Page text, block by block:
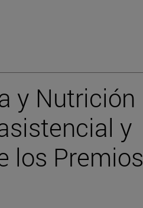
y Nutrición
y
los Premios